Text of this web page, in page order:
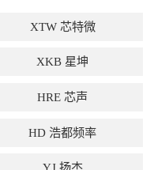
XTW 芯特微
XKB 星坤
HRE 芯声
HD 浩都频率